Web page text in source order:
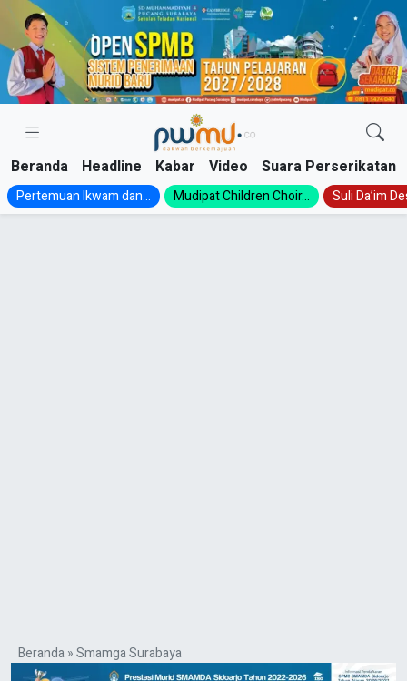
Skip
content
Beranda Headline Kabar Video Suara Perserikatan
Pertemuan Ikwam dan... Mudipat Children Choir... Suli Da’im
Beranda»Smamga Surabaya